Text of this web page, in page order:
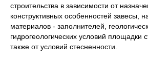
строительства в зависимости от
конструктивных особенностей завесы,
материалов - заполнителей,
гидрогеологических условий площадки
также от условий стесненности.